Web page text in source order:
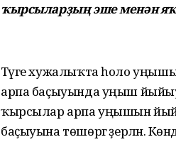
ҡырсыларҙың эше менән
Тәүге хужалыҡта һоло уңышы
арпа баҫыуында уңыш йыйыу
ҡырсылар арпа уңышын
баҫыуына төшөргә әҙерләнә.